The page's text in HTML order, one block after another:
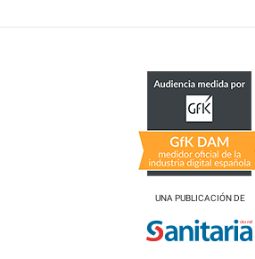
UNA PUBLICACIÓN DE